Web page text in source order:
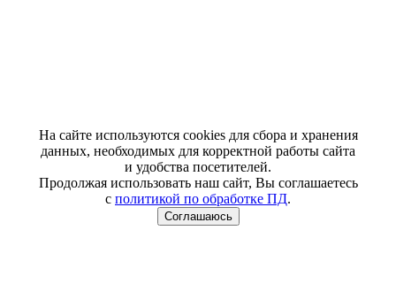
На сайте используются cookies для сбора и хранения
данных, необходимых для корректной работы сайта
и удобства посетителей.
Продолжая использовать наш сайт, Вы соглашаетесь
с политикой по обработке ПД.
Соглашаюсь